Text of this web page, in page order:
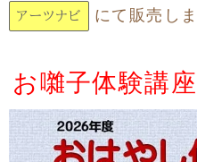
アーツナビ にて販売しま
お囃子体験講座